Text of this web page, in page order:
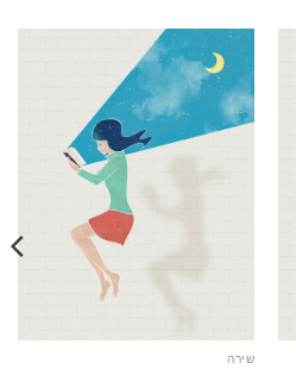
שירה